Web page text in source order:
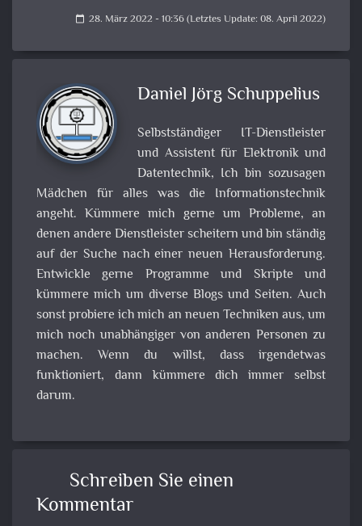
calendar_today 28. März 2022 - 10:36 (Letztes Update: 08. April 2022)
Daniel Jörg Schuppelius
Selbstständiger IT-Dienstleister
und Assistent für Elektronik und
Datentechnik, Ich bin sozusagen
Mädchen für alles was die Informationstechnik
angeht. Kümmere mich gerne um Probleme, an
denen andere Dienstleister scheitern und bin ständig
auf der Suche nach einer neuen Herausforderung.
Entwickle gerne Programme und Skripte und
kümmere mich um diverse Blogs und Seiten. Auch
sonst probiere ich mich an neuen Techniken aus, um
mich noch unabhängiger von anderen Personen zu
machen. Wenn du willst, dass irgendetwas
funktioniert, dann kümmere dich immer selbst
darum.
Schreiben Sie einen
Kommentar